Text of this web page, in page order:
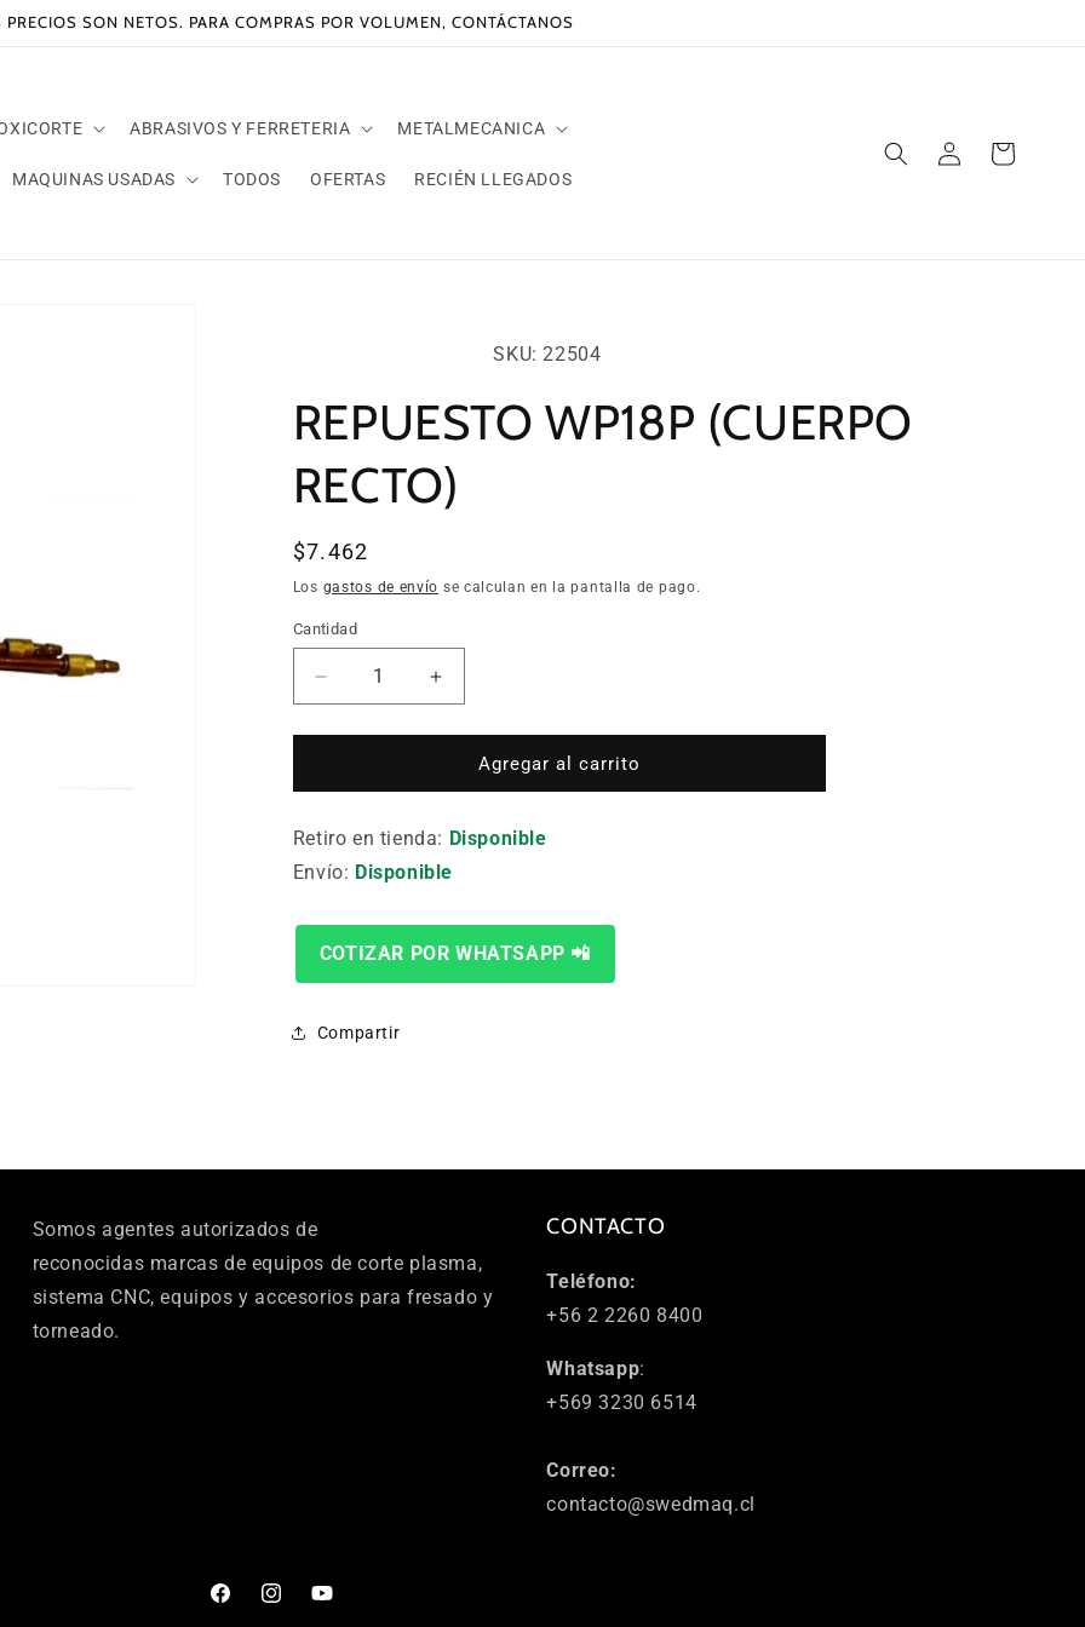
PRECIOS SON NETOS. PARA COMPRAS POR VOLUMEN, CONTÁCTANOS
ABRASIVOS Y FERRETERIA METALMECANICA
MAQUINAS USADAS TODOS OFERTAS RECIÉN LLEGADOS
sesión
Carrito
SKU: 22504
REPUESTO WP18P (CUERPO
RECTO)
Precio
habitual
$7.462
Los gastos de envío se calculan en la pantalla de pago.
Cantidad
Cantidad
Reducir
cantidad
para
WP18P
RECTO)
Aumentar
cantidad
para
REPUESTO
WP18P
RECTO)
Agregar al carrito
Retiro en tienda: Disponible
Envío: Disponible
COTIZAR POR WHATSAPP 📲
Compartir
Somos agentes autorizados de
reconocidas marcas de equipos de corte plasma,
sistema CNC, equipos y accesorios para fresado y
torneado.
CONTACTO
Teléfono:
+56 2 2260 8400
Whatsapp:
+569 3230 6514
Correo:
contacto@swedmaq.cl
FacebookInstagramYouTube